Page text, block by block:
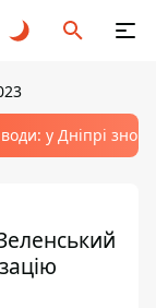
у Дніпрі